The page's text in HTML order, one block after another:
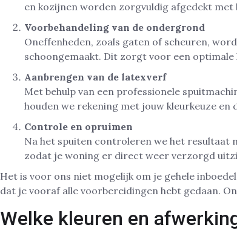
en kozijnen worden zorgvuldig afgedekt met
Voorbehandeling van de ondergrond
Oneffenheden, zoals gaten of scheuren,
schoongemaakt. Dit zorgt voor een optimale
Aanbrengen van de latexverf
Met behulp van een professionele
houden we rekening met jouw kleurkeuze en
Controle en opruimen
Na het spuiten controleren we het resultaat
zodat je woning er direct weer verzorgd
Het is voor ons niet mogelijk om je gehele
dat je vooraf alle voorbereidingen hebt gedaan.
Welke kleuren en